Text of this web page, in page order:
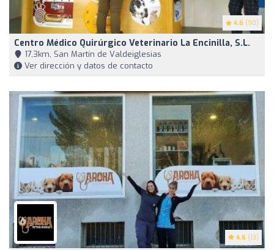
4.6 (90)
Centro Médico Quirúrgico Veterinario La Encinilla, S.L.
17,3km, San Martín de Valdeiglesias
Ver dirección y datos de contacto
4.6 (13)